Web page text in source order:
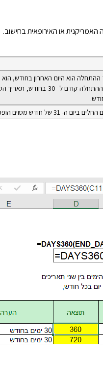
או האירופאית בחישוב.
ליום ה- 30 של אותו חודש.